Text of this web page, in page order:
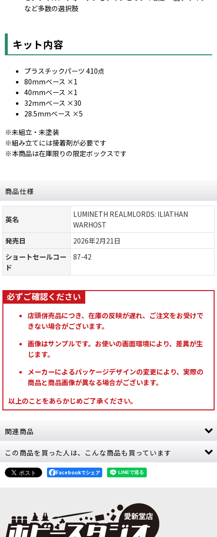
など多数の選択肢
キット内容
プラスチックパーツ 410点
80mmベース ×1
40mmベース ×1
32mmベース ×30
28.5mmベース ×5
※未組立・未塗装
※組み立てには接着剤が必要です
※本商品は在庫限りの限定ボックスです
商品仕様
英名
LUMINETH REALMLORDS: ILIATHAN
WARHOST
発売日
2026年2月21日
ショートセールコー
ド
87-42
店頭併売品につき、在庫の反映が遅れ、ご注文をお受けで
きない場合がございます。
画像はサンプルです。お使いの画面環境により、差異が生
じます。
メーカーによるパッケージデザインの変更により、実際の
商品と商品画像が異なる場合がございます。
以上のことをあらかじめご了承ください。
関連商品
[バトルトーム] ルミネス・レルムロード 日本語版
[87-04]
8,800円(税込)
バトルトーム 「バトルトーム：ルミネス・レルム
ロード」は、ウォーハンマー：エイジ・オヴ・シ
グマーで ルミネス・レルムロードを運用するため
の98ペー…
この商品を買った人は、こんな商品も買っています
Facebookでシェア